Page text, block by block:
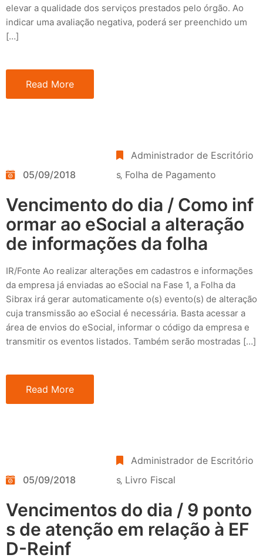
elevar a qualidade dos serviços prestados pelo órgão. Ao
indicar uma avaliação negativa, poderá ser preenchido um
[…]
Read More
05/09/2018
Administrador de Escritório
s‚ Folha de Pagamento
Vencimento do dia / Como inf
ormar ao eSocial a alteração
de informações da folha
IR/Fonte Ao realizar alterações em cadastros e informações
da empresa já enviadas ao eSocial na Fase 1, a Folha da
Sibrax irá gerar automaticamente o(s) evento(s) de alteração
cuja transmissão ao eSocial é necessária. Basta acessar a
área de envios do eSocial, informar o código da empresa e
transmitir os eventos listados. Também serão mostradas […]
Read More
05/09/2018
Administrador de Escritório
s‚ Livro Fiscal
Vencimentos do dia / 9 ponto
s de atenção em relação à EF
D-Reinf